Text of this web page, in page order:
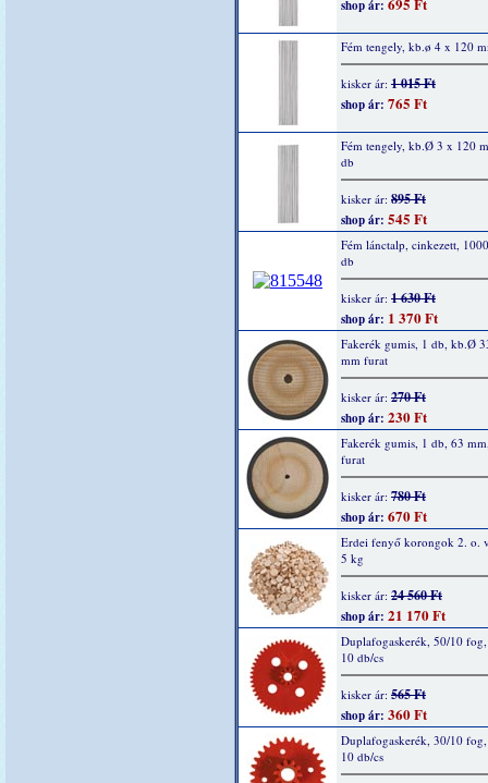
shop ár:
Fém tengely, kb.ø 4 x 120
kisker ár: 1 015 Ft
shop ár: 765 Ft
Fém tengely, kb.Ø 3 x 120
db
kisker ár: 895 Ft
shop ár: 545 Ft
Fém lánctalp, cinkezett,
db
kisker ár: 1 630 Ft
shop ár: 1 370 Ft
Fakerék gumis, 1 db, kb.Ø
mm furat
kisker ár: 270 Ft
shop ár: 230 Ft
Fakerék gumis, 1 db, 63
furat
kisker ár: 780 Ft
shop ár: 670 Ft
Erdei fenyő korongok 2. o.
5 kg
kisker ár: 24 560 Ft
shop ár: 21 170 Ft
Duplafogaskerék, 50/10
10 db/cs
kisker ár: 565 Ft
shop ár: 360 Ft
Duplafogaskerék, 30/10
10 db/cs